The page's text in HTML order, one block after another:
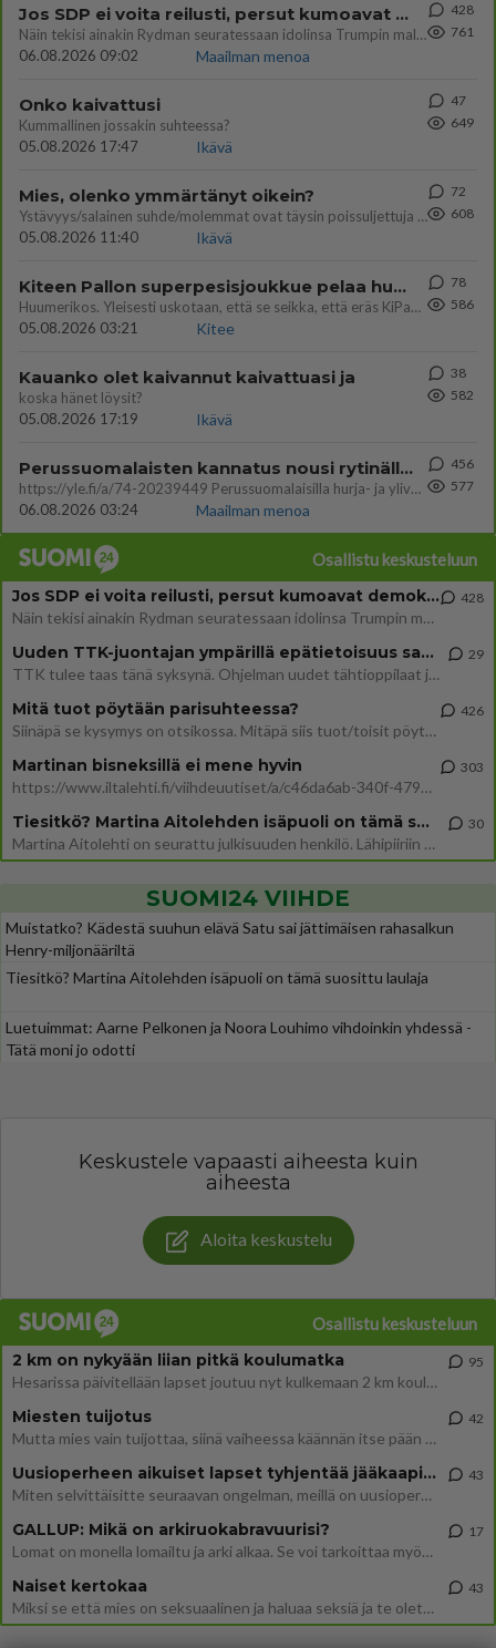
Jos SDP ei voita reilusti, persut kumoavat demokratian Suomesta
Näin tekisi ainakin Rydman seuratessaan idolinsa Trumpin mallia https://www.is.fi/politiikka/art-2000012187244.html
06.08.2026 09:02
Maailman menoa
428
761
Onko kaivattusi
Kummallinen jossakin suhteessa?
05.08.2026 17:47
Ikävä
47
649
Mies, olenko ymmärtänyt oikein?
Ystävyys/salainen suhde/molemmat ovat täysin poissuljettuja asioita? Nainen
05.08.2026 11:40
Ikävä
72
608
Kiteen Pallon superpesisjoukkue pelaa huumeiden vaikutuksen alaisena
Huumerikos. Yleisesti uskotaan, että se seikka, että eräs KiPan pelaaja kärähtää huumeista, on vain jäävuoren huippu. M
05.08.2026 03:21
Kitee
78
586
Kauanko olet kaivannut kaivattuasi ja
koska hänet löysit?
05.08.2026 17:19
Ikävä
38
582
Perussuomalaisten kannatus nousi rytinällä Ylen tänään julkaisemassa tuoreimmassa gallup-kyselyssä.
https://yle.fi/a/74-20239449 Perussuomalaisilla hurja- ja ylivoimaisesti suurin nousu tässä uudessa Ylen gallupissa. Kyl
06.08.2026 03:24
Maailman menoa
456
577
Osallistu keskusteluun
Jos SDP ei voita reilusti, persut kumoavat demokratian Suomesta
Näin tekisi ainakin Rydman seuratessaan idolinsa Trumpin mallia https://www.is.fi/politiikka/art-2000012187244.html
428
Uuden TTK-juontajan ympärillä epätietoisuus sakenee - Nyt MTV hämmentää soppaa
TTK tulee taas tänä syksynä. Ohjelman uudet tähtioppilaat julkistetaan torstaina 6. elokuuta klo 14 alkavassa lehdistö
29
Mitä tuot pöytään parisuhteessa?
Siinäpä se kysymys on otsikossa. Mitäpä siis tuot/toisit pöytään parisuhteessa? Oletko mies vai nainen? Koetko sen mitä
426
Martinan bisneksillä ei mene hyvin
https://www.iltalehti.fi/viihdeuutiset/a/c46da6ab-340f-4790-aaa7-0865eed2336 Yrityksen konkurssihakemus on tullut kärä
303
Tiesitkö? Martina Aitolehden isäpuoli on tämä suosittu laulaja
Martina Aitolehti on seurattu julkisuuden henkilö. Lähipiiriin mahtuu muitakin tunnettuja henkilöitä. Tiesitkö, että Ma
30
SUOMI24 VIIHDE
Muistatko? Kädestä suuhun elävä Satu sai jättimäisen rahasalkun
Henry-miljonääriltä
Tiesitkö? Martina Aitolehden isäpuoli on tämä suosittu laulaja
Luetuimmat: Aarne Pelkonen ja Noora Louhimo vihdoinkin yhdessä -
Tätä moni jo odotti
Keskustele vapaasti aiheesta kuin
aiheesta
Aloita keskustelu
Osallistu keskusteluun
2 km on nykyään liian pitkä koulumatka
Hesarissa päivitellään lapset joutuu nyt kulkemaan 2 km kouluun jösses. Ruostefillarilla tuo matka menee vaikka miten äk
95
Miesten tuijotus
Mutta mies vain tuijottaa, siinä vaiheessa käännän itse pään pois. Mikä juttu? Yleensä jos joku tuijottaa tai katsoo, hä
42
Uusioperheen aikuiset lapset tyhjentää jääkaapin käydessään
Miten selvittäisitte seuraavan ongelman, meillä on uusioperhe, minulla teini-ikäiset lapset ja puolisolla aikuiset, jotk
43
GALLUP: Mikä on arkiruokabravuurisi?
Lomat on monella lomailtu ja arki alkaa. Se voi tarkoittaa myös sitä, että grillailut on grillattu ja palataan arjen ruo
17
Naiset kertokaa
Miksi se että mies on seksuaalinen ja haluaa seksiä ja te olette hänen mielestänne haluttava on vastenmielistä? Mikä sii
43